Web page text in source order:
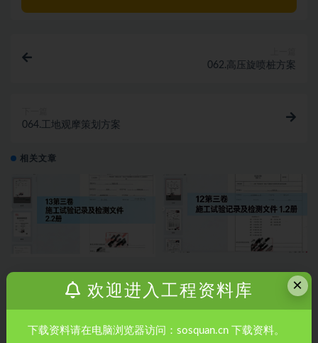
062.高压旋喷桩方案
064.工地观摩策划方案
相关文章
房建全套归档资料（扫描件）共
19卷13第三卷 施工试验记录及检
测文件 2.2册
房建全套归档资料（扫描件）共
19卷12第三卷 施工试验记录及检
测文件 1.2册
×
欢迎进入工程资料库
下载资料请在电脑浏览器访问：sosquan.cn 下载资料。